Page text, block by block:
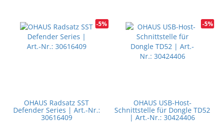
-5%
OHAUS Radsatz SST
Defender Series | Art.-Nr.:
30616409
-5%
OHAUS USB-Host-
Schnittstelle für Dongle TD52
| Art.-Nr.: 30424406